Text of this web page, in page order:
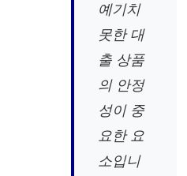
예기치
못한 대
출 상품
의 안정
성이 중
요한 요
소입니